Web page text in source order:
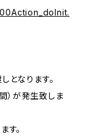
となります。
）が発生致しま
す。